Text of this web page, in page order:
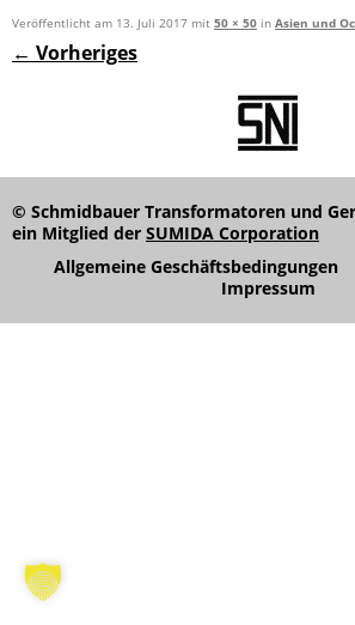
Veröffentlicht am 13. Juli 2017 mit 50 × 50 in Asien und
← Vorheriges
© Schmidbauer Transformatoren und
ein Mitglied der SUMIDA Corporation
Allgemeine Geschäftsbedingungen
Impressum